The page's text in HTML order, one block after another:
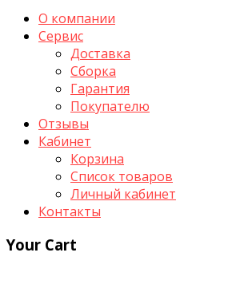
О компании
Сервис
Доставка
Сборка
Гарантия
Покупателю
Отзывы
Кабинет
Корзина
Список товаров
Личный кабинет
Контакты
Your Cart